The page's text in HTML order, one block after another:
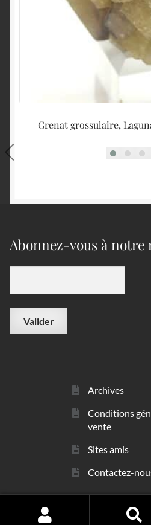
Grenat grossulaire,
Abonnez-vous à notre
Archives
Conditions
vente
Sites amis
Contactez-
© sarl Les Minéraux 2006 - 2026